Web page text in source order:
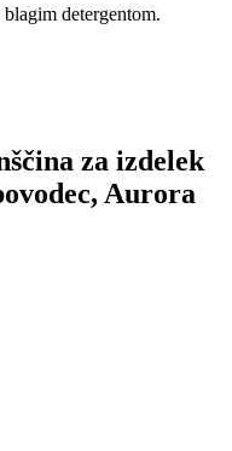
detergentom.
za izdelek
Aurora